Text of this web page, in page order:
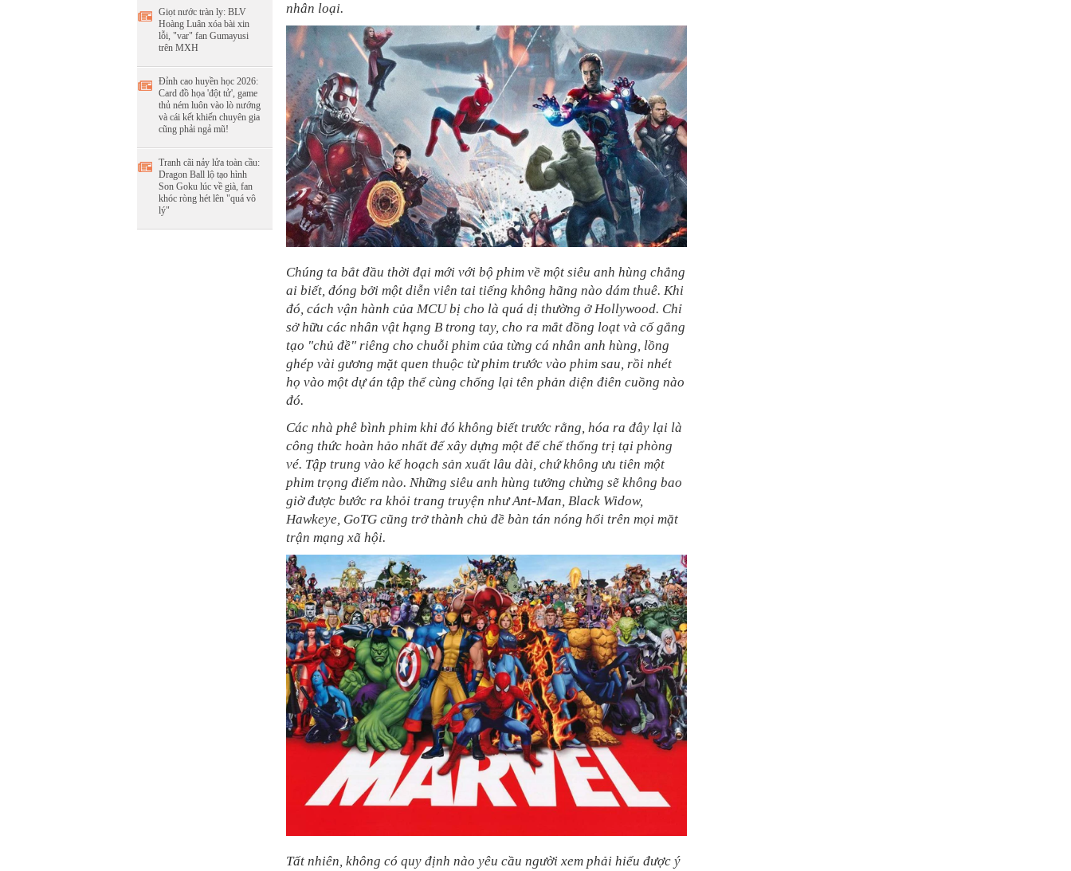
Giọt nước tràn ly: BLV
Hoàng Luân xóa bài xin
lỗi, "var" fan Gumayusi
trên MXH
Đỉnh cao huyền học 2026:
Card đồ họa 'đột tử', game
thủ ném luôn vào lò nướng
và cái kết khiến chuyên gia
cũng phải ngả mũ!
Tranh cãi nảy lửa toàn cầu:
Dragon Ball lộ tạo hình
Son Goku lúc về già, fan
khóc ròng hét lên "quá vô
lý"
nhân loại.
Chúng ta bắt đầu thời đại mới với bộ phim về một siêu anh hùng chẳng
ai biết, đóng bởi một diễn viên tai tiếng không hãng nào dám thuê. Khi
đó, cách vận hành của MCU bị cho là quá dị thường ở Hollywood. Chỉ
sở hữu các nhân vật hạng B trong tay, cho ra mắt đồng loạt và cố gắng
tạo "chủ đề" riêng cho chuỗi phim của từng cá nhân anh hùng, lồng
ghép vài gương mặt quen thuộc từ phim trước vào phim sau, rồi nhét
họ vào một dự án tập thể cùng chống lại tên phản diện điên cuồng nào
đó.
Các nhà phê bình phim khi đó không biết trước rằng, hóa ra đây lại là
công thức hoàn hảo nhất để xây dựng một đế chế thống trị tại phòng
vé. Tập trung vào kế hoạch sản xuất lâu dài, chứ không ưu tiên một
phim trọng điểm nào. Những siêu anh hùng tưởng chừng sẽ không bao
giờ được bước ra khỏi trang truyện như Ant-Man, Black Widow,
Hawkeye, GoTG cũng trở thành chủ đề bàn tán nóng hổi trên mọi mặt
trận mạng xã hội.
Tất nhiên, không có quy định nào yêu cầu người xem phải hiểu được ý